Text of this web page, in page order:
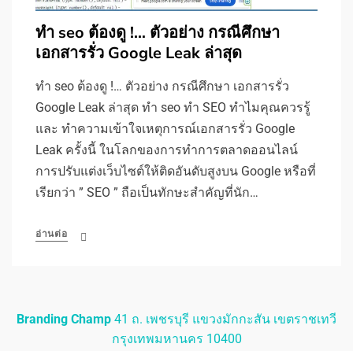
ทำ seo ต้องดู !… ตัวอย่าง กรณีศึกษา
เอกสารรั่ว Google Leak ล่าสุด
ทำ seo ต้องดู !… ตัวอย่าง กรณีศึกษา เอกสารรั่ว
Google Leak ล่าสุด ทำ seo ทำ SEO ทำไมคุณควรรู้
และ ทำความเข้าใจเหตุการณ์เอกสารรั่ว Google
Leak ครั้งนี้ ในโลกของการทำการตลาดออนไลน์
การปรับแต่งเว็บไซต์ให้ติดอันดับสูงบน Google หรือที่
เรียกว่า ” SEO ” ถือเป็นทักษะสำคัญที่นัก…
อ่านต่อ
Branding Champ 41 ถ. เพชรบุรี แขวงมักกะสัน เขตราชเทวี
กรุงเทพมหานคร 10400